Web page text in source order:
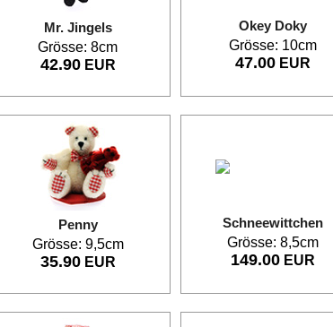
Mr. Jingels
Grösse: 8cm
42.90EUR
Penny
Grösse: 9,5cm
35.90EUR
Okey Doky
Grösse: 10cm
47.00 EUR
Schneewittchen
Grösse: 8,5cm
149.00 EUR